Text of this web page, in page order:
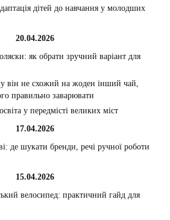
дітей до навчання у молодших
20.04.2026
як обрати зручний варіант для
він не схожий на жоден інший чай,
правильно заварювати
у передмісті великих міст
17.04.2026
де шукати бренди, речі ручної роботи
15.04.2026
велосипед: практичний гайд для